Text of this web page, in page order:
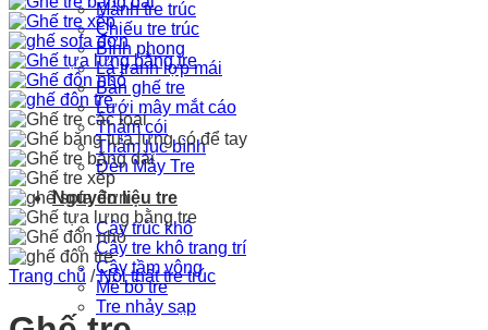
Mành tre trúc
Chiếu tre trúc
Bình phong
Lá tranh lợp mái
Bàn ghế tre
Lưới mây mắt cáo
Thảm cói
Thảm lục bình
Đèn Mây Tre
Nguyên liệu tre
Cây trúc khô
Cây tre khô trang trí
Cây tầm vông
Mê bồ tre
Tre nhảy sạp
Trang chủ / Nội thất tre trúc